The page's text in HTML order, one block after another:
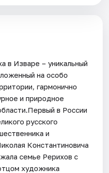
в Изваре – уникальный
на особо
гармонично
и природное
в России
русского
и
Константиновича
семье Рерихов с
художника